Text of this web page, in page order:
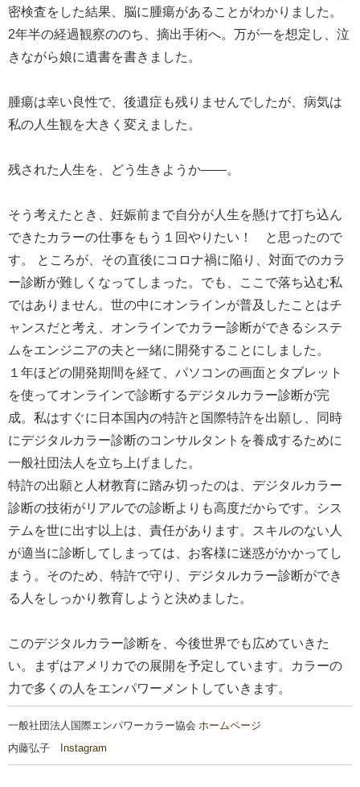
密検査をした結果、脳に腫瘍があることがわかりました。
2年半の経過観察ののち、摘出手術へ。万が一を想定し、泣
きながら娘に遺書を書きました。
腫瘍は幸い良性で、後遺症も残りませんでしたが、病気は
私の人生観を大きく変えました。
残された人生を、どう生きようか――。
そう考えたとき、妊娠前まで自分が人生を懸けて打ち込ん
できたカラーの仕事をもう１回やりたい！ と思ったので
す。 ところが、その直後にコロナ禍に陥り、対面でのカラ
ー診断が難しくなってしまった。でも、ここで落ち込む私
ではありません。世の中にオンラインが普及したことはチ
ャンスだと考え、オンラインでカラー診断ができるシステ
ムをエンジニアの夫と一緒に開発することにしました。
１年ほどの開発期間を経て、パソコンの画面とタブレット
を使ってオンラインで診断するデジタルカラー診断が完
成。私はすぐに日本国内の特許と国際特許を出願し、同時
にデジタルカラー診断のコンサルタントを養成するために
一般社団法人を立ち上げました。
特許の出願と人材教育に踏み切ったのは、デジタルカラー
診断の技術がリアルでの診断よりも高度だからです。シス
テムを世に出す以上は、責任があります。スキルのない人
が適当に診断してしまっては、お客様に迷惑がかかってし
まう。そのため、特許で守り、デジタルカラー診断ができ
る人をしっかり教育しようと決めました。
このデジタルカラー診断を、今後世界でも広めていきた
い。まずはアメリカでの展開を予定しています。カラーの
力で多くの人をエンパワーメントしていきます。
一般社団法人国際エンパワーカラー協会 ホームページ
内藤弘子 Instagram